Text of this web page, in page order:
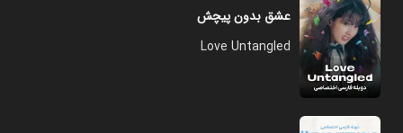
عشق بدون پیچش
Love Untangled